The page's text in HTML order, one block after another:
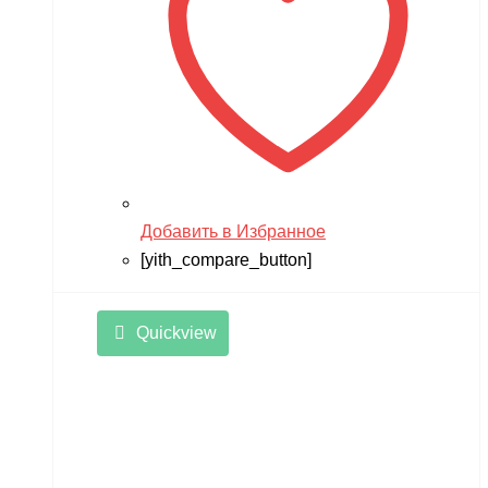
Добавить в Избранное
[yith_compare_button]
Quickview